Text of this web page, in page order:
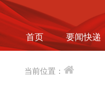
首页 要闻快递
当前位置：